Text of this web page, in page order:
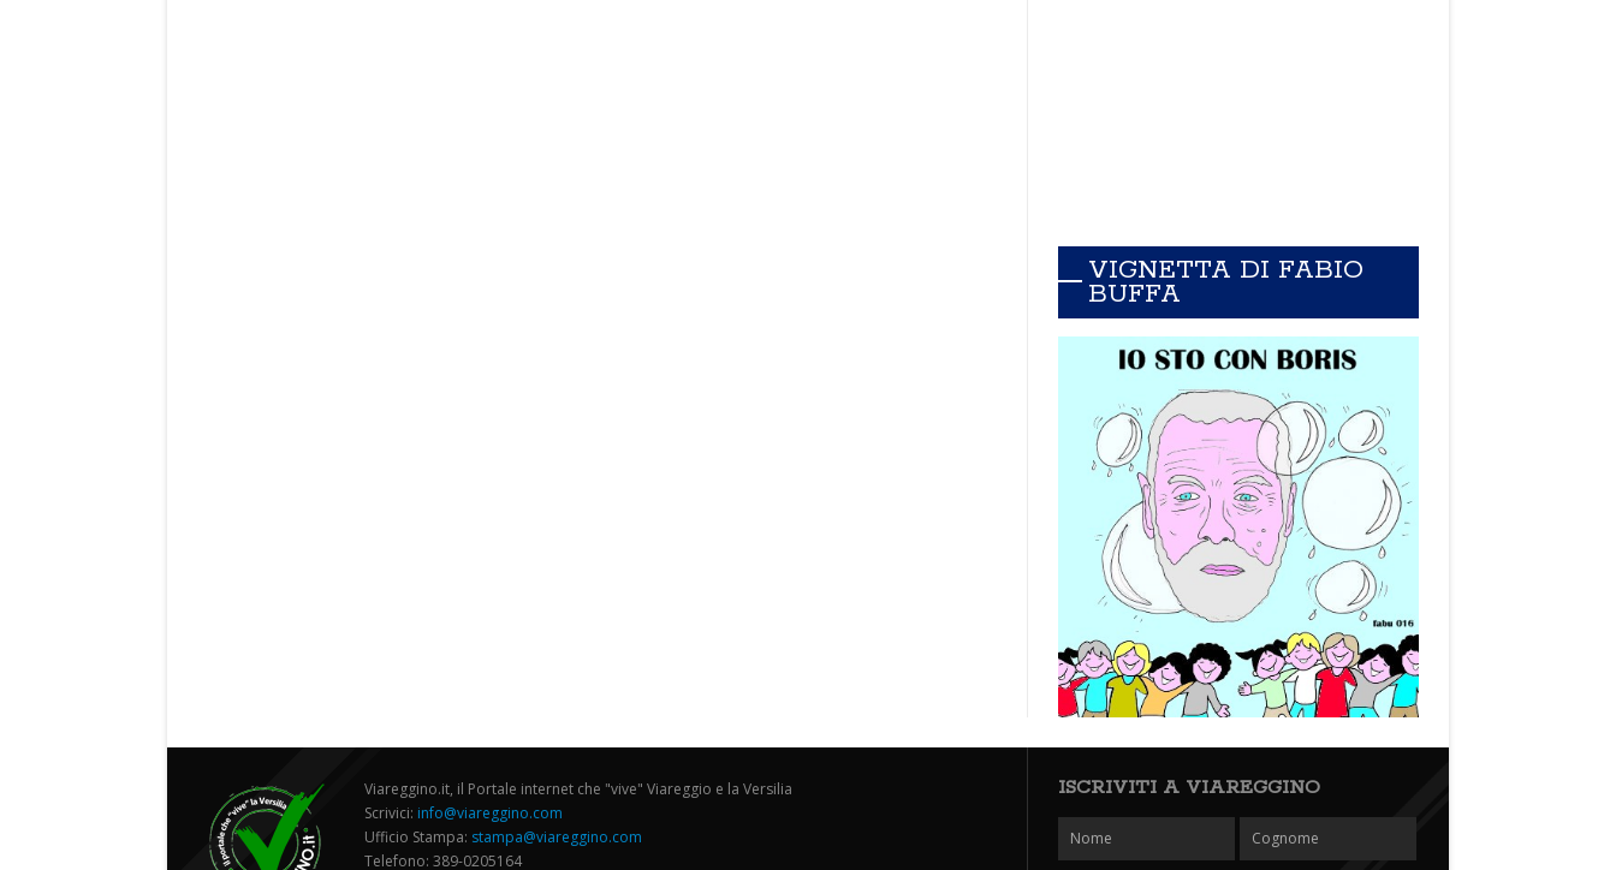
VIGNETTA DI FABIO
BUFFA
Viareggino.it, il Portale internet che "vive" Viareggio e la Versilia
Scrivici: info@viareggino.com
Ufficio Stampa: stampa@viareggino.com
Telefono: 389-0205164
ISCRIVITI A VIAREGGINO